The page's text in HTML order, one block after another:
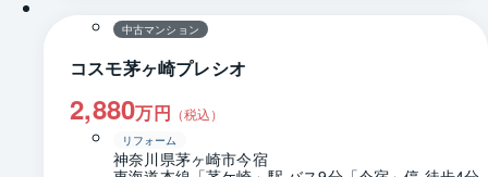
中古マンション
コスモ茅ヶ崎プレシオ
2,880万円 （税込）
リフォーム
神奈川県茅ヶ崎市今宿